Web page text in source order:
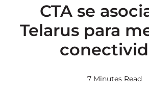
CTA se
Telarus para
7 Minutes Read